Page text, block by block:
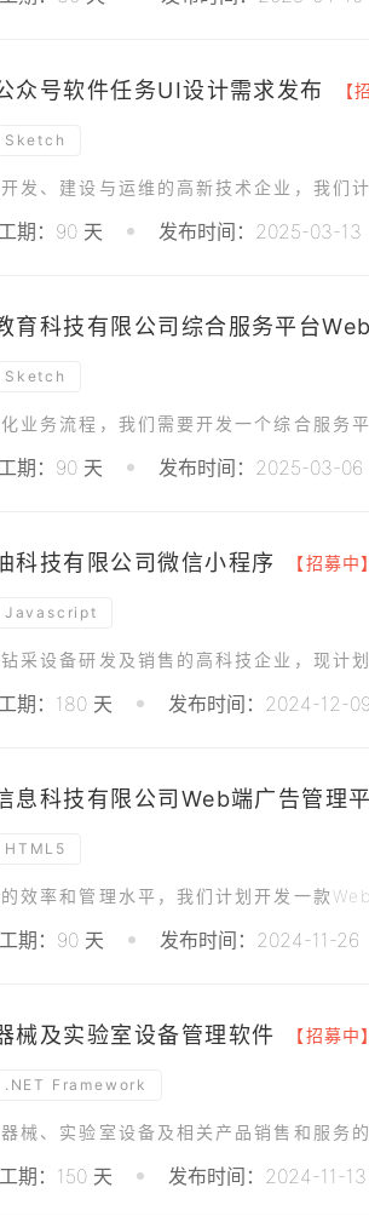
众号软件任务UI设计需求发布 【
Sketch
期：90 天 发布时间：2025-03-13
Sketch
期：90 天 发布时间：2025-03-06
科技有限公司微信小程序 【招募中】
Javascript
期：180 天 发布时间：2024-12-09
息科技有限公司Web端广告管理
HTML5
工期：90 天 发布时间：2024-11-26
械及实验室设备管理软件 【招募中】
.NET Framework
工期：150 天 发布时间：2024-11-13